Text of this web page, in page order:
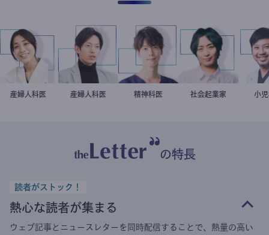
稲葉可奈子
産婦人科医 重見大介
産婦人科医 藤野智哉
精神科医 駒崎弘樹
社会起業家
の特長
読者がストック！
熱心な読者が集まる
ウェブ記事とニュースレターを同時配信することで、熱量の高い